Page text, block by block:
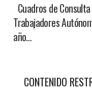
Cuadros de
Trabajadores
año…
CONTENIDO